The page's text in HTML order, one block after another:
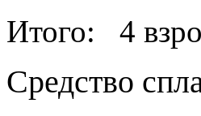
Итого: 4
Средство